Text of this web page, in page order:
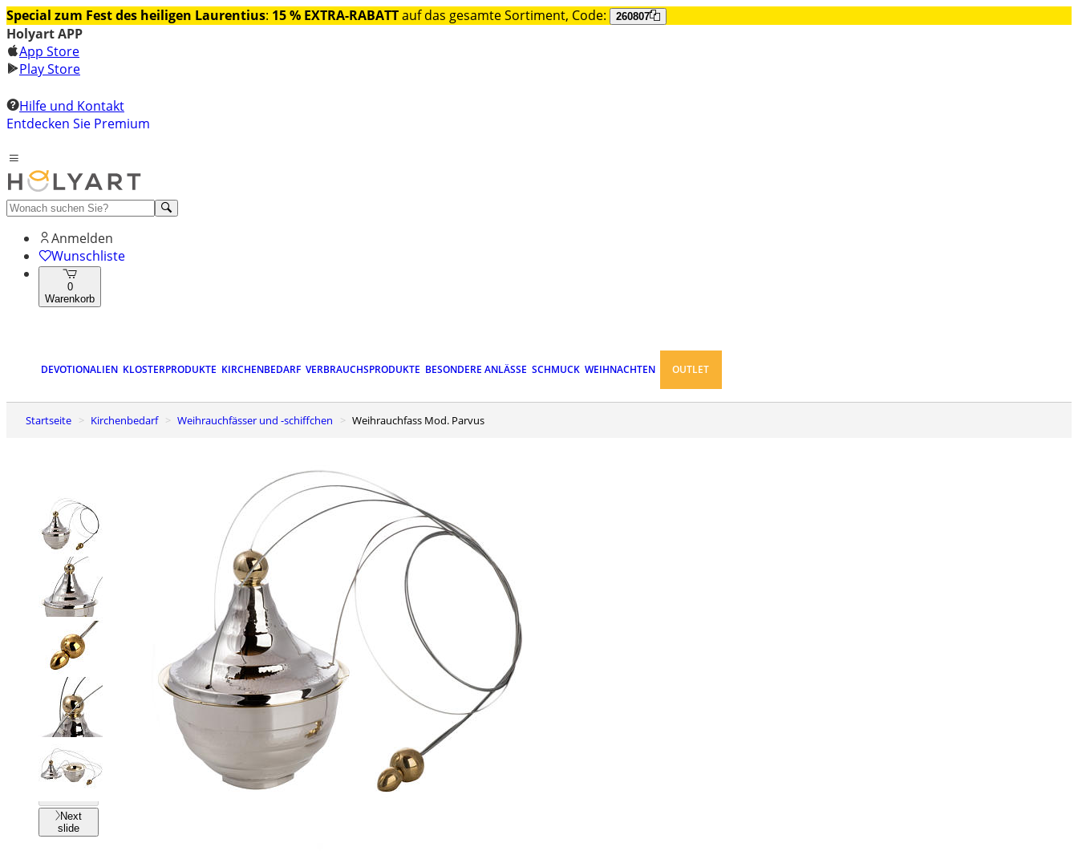
Special zum Fest des heiligen Laurentius: 15 % EXTRA-RABATTauf das gesamte Sortiment, Code: 260807
Holyart APP
App Store
Play Store
Hilfe und Kontakt
Entdecken Sie Premium
Anmelden
Wunschliste
0
Warenkorb
DEVOTIONALIEN KLOSTERPRODUKTE KIRCHENBEDARF VERBRAUCHSPRODUKTE BESONDERE ANLÄSSE SCHMUCK WEIHNACHTEN OUTLET
Startseite Kirchenbedarf Weihrauchfässer und -schiffchen Weihrauchfass Mod. Parvus
Previous
Next
slide